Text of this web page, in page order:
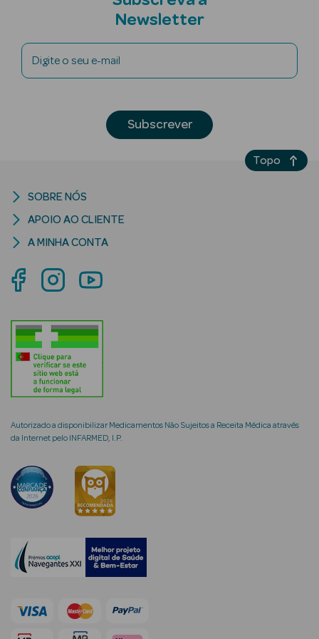
Eau de Parfum
Eau de Toilette
Colónia
Ver Tudo
Coffrets
Coffrets de
Mulher
Coffrets de
Homem
Newsletter
Digite o seu e-mail
Subscrever
Autorizado a disponibilizar Medicamentos Não Sujeitos a Receita Médica através
da Internet pelo INFARMED, I.P.
SOBRE NÓS
APOIO AO CLIENTE
A MINHA CONTA
Topo